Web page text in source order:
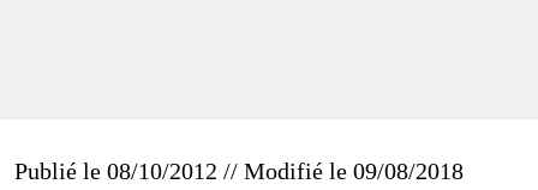
Publié le 08/10/2012 // Modifié le 09/08/2018